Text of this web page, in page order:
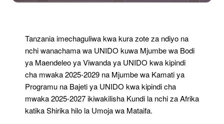
Tanzania imechaguliwa kwa kura zote za ndiyo na
nchi wanachama wa UNIDO kuwa Mjumbe wa Bodi
ya Maendeleo ya Viwanda ya UNIDO kwa kipindi
cha mwaka 2025-2029 na Mjumbe wa Kamati ya
Programu na Bajeti ya UNIDO kwa kipindi cha
mwaka 2025-2027 ikiwakilisha Kundi la nchi za Afrika
katika Shirika hilo la Umoja wa Mataifa.